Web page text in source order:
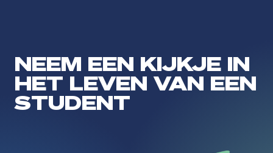
NEEM EEN KIJKJE IN
HET LEVEN VAN EEN
STUDENT